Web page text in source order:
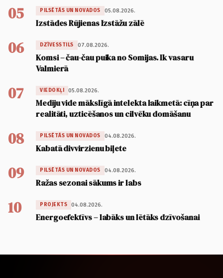
05 PILSĒTĀS UN NOVADOS 05.08.2026.
Izstādes Rūjienas Izstāžu zālē
06 DZĪVESSTILS 07.08.2026.
Komsi – čau-čau puika no Somijas. Ik vasaru
Valmierā
07 VIEDOKĻI 05.08.2026.
Mediju vide mākslīgā intelekta laikmetā: cīņa par
realitāti, uzticēšanos un cilvēku domāšanu
08 PILSĒTĀS UN NOVADOS 04.08.2026.
Kabatā divvirzienu biļete
09 PILSĒTĀS UN NOVADOS 04.08.2026.
Ražas sezonai sākums ir labs
10 PROJEKTS 04.08.2026.
Energoefektīvs – labāks un lētāks dzīvošanai